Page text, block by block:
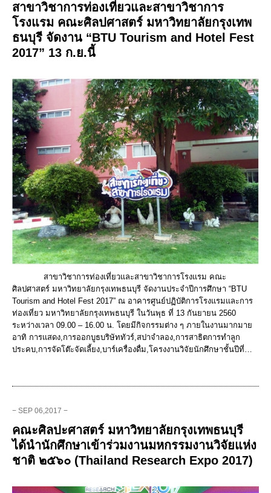
สาขาวิชาการท่องเที่ยวและสาขาวิชาการ
โรงแรม คณะศิลปศาสตร์ มหาวิทยาลัยกรุงเทพ
ธนบุรี จัดงาน “BTU Tourism and Hotel Fest
2017” 13 ก.ย.นี้
สาขาวิชาการท่องเที่ยวและสาขาวิชาการโรงแรม คณะ
ศิลปศาสตร์ มหาวิทยาลัยกรุงเทพธนบุรี จัดงานประจำปีการศึกษา “BTU
Tourism and Hotel Fest 2017” ณ อาคารศูนย์ปฏิบัติการโรงแรมและการ
ท่องเที่ยว มหาวิทยาลัยกรุงเทพธนบุรี ในวันพุธ ที่ 13 กันยายน 2560
ระหว่างเวลา 09.00 – 16.00 น. โดยมีกิจกรรมต่าง ๆ ภายในงานมากมาย
อาทิ การแสดง,การออกบูธบริษัททัวร์,สปาจำลอง,การสาธิตการทำลูก
ประคบ,การจัดโต๊ะจัดเลี้ยง,บาร์เครื่องดื่ม,โครงงานวิจัยนักศึกษาชั้นปีที่…
− SEP 06,2017 −
คณะศิลปะศาสตร์ มหาวิทยาลัยกรุงเทพธนบุรี
ได้นำนักศึกษาเข้าร่วมงานมหกรรมงานวิจัยแห่ง
ชาติ ๒๕๖๐ (Thailand Research Expo 2017)